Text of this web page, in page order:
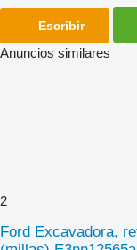
Escribir
Anuncios similares
2
Ford Excavadora,